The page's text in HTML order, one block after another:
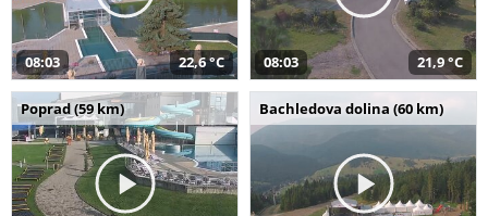
08:03 22,6 °C 08:03 21,9 °C
Poprad (59 km) Bachledova dolina (60 km)